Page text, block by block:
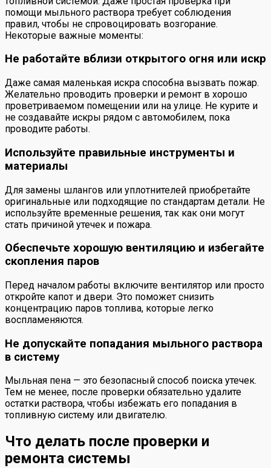
помощи мыльного раствора требует соблюдения
правил, чтобы не спровоцировать возгорание.
Некоторые важные моменты:
Не работайте вблизи открытого огня или искр
Даже самая маленькая искра способна вызвать пожар.
Желательно проводить проверки и ремонт в хорошо
проветриваемом помещении или на улице. Не курите и
не создавайте искры рядом с автомобилем, пока
проводите работы.
Используйте правильные инструменты и
материалы
Для замены шлангов или уплотнителей приобретайте
оригинальные или подходящие по стандартам детали. Не
используйте временные решения, так как они могут
стать причиной утечек и пожара.
Обеспечьте хорошую вентиляцию и избегайте
скопления паров
Перед началом работы включите вентилятор или просто
откройте капот и двери. Это поможет снизить
концентрацию паров топлива, которые легко
воспламеняются.
Не допускайте попадания мыльного раствора
в систему
Мыльная пена — это безопасный способ поиска утечек.
Тем не менее, после проверки обязательно удалите
остатки раствора, чтобы избежать его попадания в
топливную систему или двигателю.
Что делать после проверки и
ремонта системы